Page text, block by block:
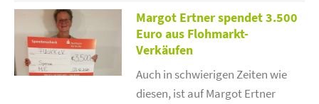
Margot Ertner spendet 3.500
Euro aus Flohmarkt-
Verkäufen
Auch in schwierigen Zeiten wie
diesen, ist auf Margot Ertner